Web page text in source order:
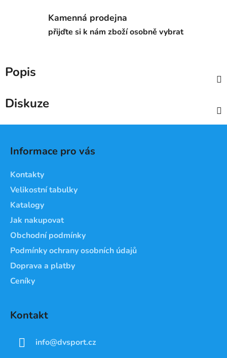
Kamenná prodejna
přijďte si k nám zboží osobně vybrat
Popis
Diskuze
Informace pro vás
Kontakty
Velikostní tabulky
Katalogy
Jak nakupovat
Obchodní podmínky
Podmínky ochrany osobních údajů
Doprava a platby
Ceníky
Kontakt
info@dvsport.cz